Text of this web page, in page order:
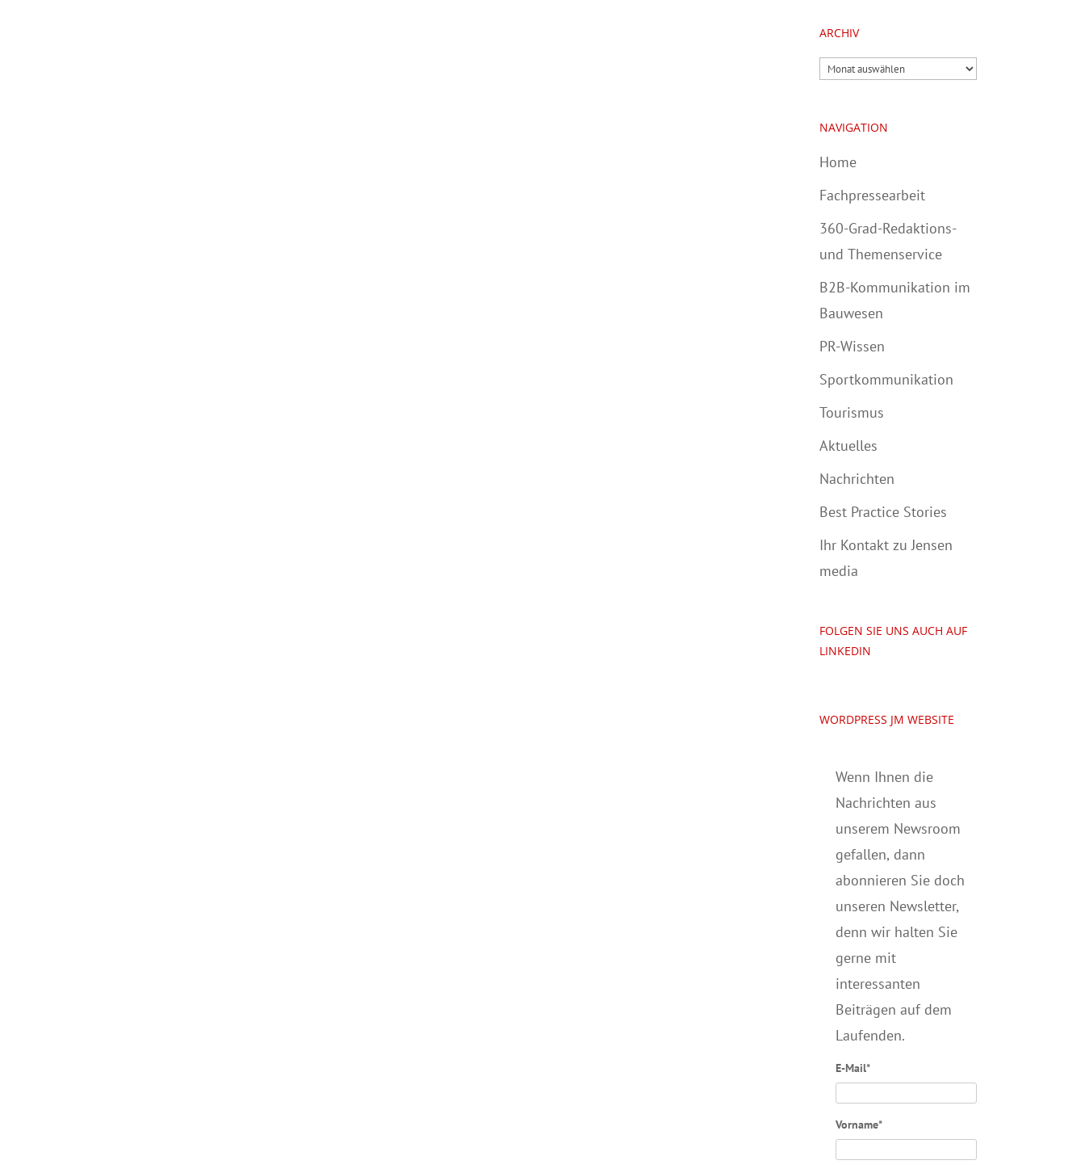
ARCHIV
Archiv
NAVIGATION
Home
Fachpressearbeit
360-Grad-Redaktions-
und Themenservice
B2B-Kommunikation im
Bauwesen
PR-Wissen
Sportkommunikation
Tourismus
Aktuelles
Nachrichten
Best Practice Stories
Ihr Kontakt zu Jensen
media
FOLGEN SIE UNS AUCH AUF
LINKEDIN
WORDPRESS JM WEBSITE
Wenn Ihnen die
Nachrichten aus
unserem Newsroom
gefallen, dann
abonnieren Sie doch
unseren Newsletter,
denn wir halten Sie
gerne mit
interessanten
Beiträgen auf dem
Laufenden.
E-Mail*
Vorname*